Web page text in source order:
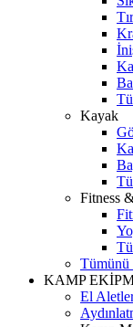
Kayak
Fitness
Tümünü
KAMP
El